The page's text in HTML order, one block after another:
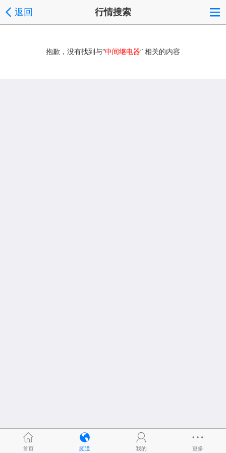
返回 行情搜索
抱歉，没有找到与“中间继电器” 相关的内容
首页 频道 我的 更多